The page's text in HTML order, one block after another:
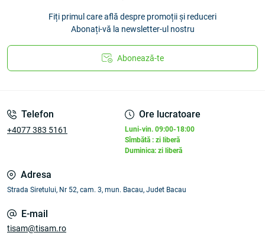
Fiți primul care află despre promoții și reduceri
Abonați-vă la newsletter-ul nostru
Abonează-te
Telefon
+4077 383 5161
Ore lucratoare
Luni-vin. 09:00-18:00
Sîmbătă : zi liberă
Duminica: zi liberă
Adresa
Strada Siretului, Nr 52, cam. 3, mun. Bacau, Judet Bacau
E-mail
tisam@tisam.ro